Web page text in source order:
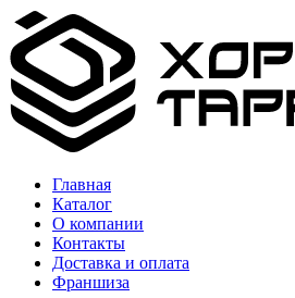
Главная
Каталог
О компании
Контакты
Доставка и оплата
Франшиза